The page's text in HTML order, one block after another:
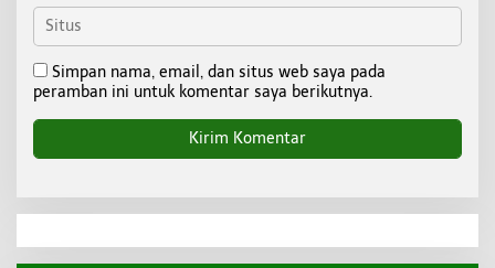
Simpan nama, email, dan situs web saya pada
peramban ini untuk komentar saya berikutnya.